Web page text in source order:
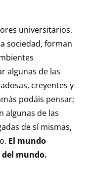
universitarios,
sociedad, forman
algunas de las
creyentes y
podáis pensar;
algunas de las
de sí mismas,
El mundo
del mundo.